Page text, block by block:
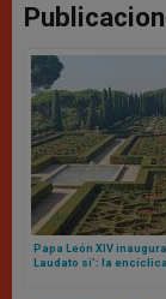
Papa León XIV
Laudato si’: la